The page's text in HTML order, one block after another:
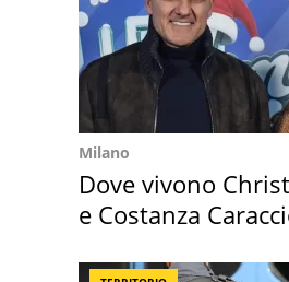
Milano
Dove vivono
e Costanza